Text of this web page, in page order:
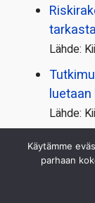
Lähde:
Lähde:
palkka
Lähde:
Käytämme
parhaan